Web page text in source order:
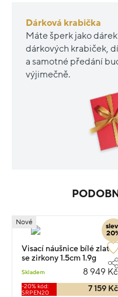
Dárková krabička
Máte šperk jako
dárkových krabiček,
a samotné předání
výjimečně.
Nové
Visací náušnice bílé zlato
se zirkony 1.5cm 1.9g
Skladem 8 949 Kč
-20% kód:
SRPEN20
7 159 Kč